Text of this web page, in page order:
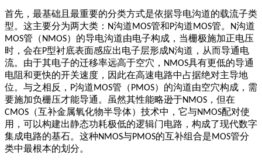
首先，最基础且最重要的分类方式是依据导电沟道的载流子类
型。这主要分为两大类： N沟道MOS管和P沟道MOS管。 N沟道
MOS管（ NMOS）的导电沟道由电子构成，当栅极施加正电压
时，会在P型衬底表面感应出电子层形成N沟道，从而导通电
流。由于其电子的迁移率远高于空穴， NMOS具有更低的导通
电阻和更快的开关速度，因此在高速电路中占据绝对主导地
位。与之相反， P沟道MOS管（ PMOS）的沟道由空穴构成，需
要施加负栅压才能导通。虽然其性能略逊于NMOS ，但在
CMOS （互补金属氧化物半导体）技术中，它与NMOS配对使
用，可以构建出静态功耗极低的逻辑门电路，构成了现代数字
集成电路的基石。这种NMOS与PMOS的互补组合是MOS管分
类中最根本的划分。